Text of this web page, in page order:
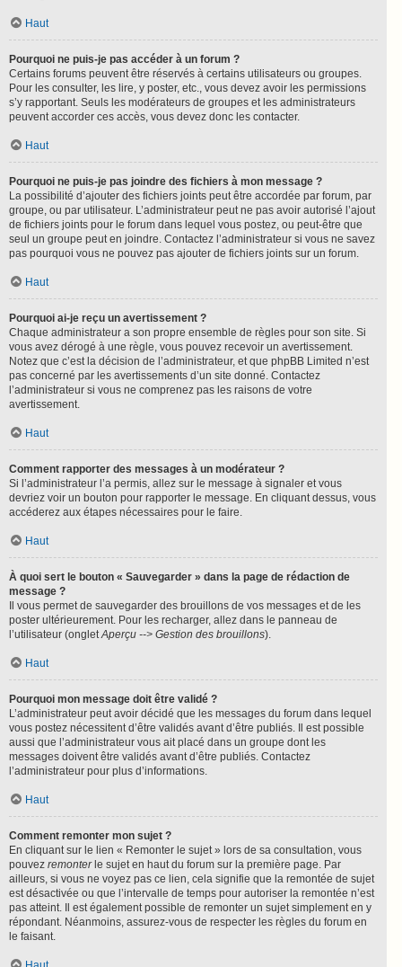
Haut
Pourquoi ne puis-je pas accéder à un forum ?
Certains forums peuvent être réservés à certains utilisateurs ou groupes.
Pour les consulter, les lire, y poster, etc., vous devez avoir les permissions
s’y rapportant. Seuls les modérateurs de groupes et les administrateurs
peuvent accorder ces accès, vous devez donc les contacter.
Haut
Pourquoi ne puis-je pas joindre des fichiers à mon message ?
La possibilité d’ajouter des fichiers joints peut être accordée par forum, par
groupe, ou par utilisateur. L’administrateur peut ne pas avoir autorisé l’ajout
de fichiers joints pour le forum dans lequel vous postez, ou peut-être que
seul un groupe peut en joindre. Contactez l’administrateur si vous ne savez
pas pourquoi vous ne pouvez pas ajouter de fichiers joints sur un forum.
Haut
Pourquoi ai-je reçu un avertissement ?
Chaque administrateur a son propre ensemble de règles pour son site. Si
vous avez dérogé à une règle, vous pouvez recevoir un avertissement.
Notez que c’est la décision de l’administrateur, et que phpBB Limited n’est
pas concerné par les avertissements d’un site donné. Contactez
l’administrateur si vous ne comprenez pas les raisons de votre
avertissement.
Haut
Comment rapporter des messages à un modérateur ?
Si l’administrateur l’a permis, allez sur le message à signaler et vous
devriez voir un bouton pour rapporter le message. En cliquant dessus, vous
accéderez aux étapes nécessaires pour le faire.
Haut
À quoi sert le bouton « Sauvegarder » dans la page de rédaction de
message ?
Il vous permet de sauvegarder des brouillons de vos messages et de les
poster ultérieurement. Pour les recharger, allez dans le panneau de
l’utilisateur (ongletAperçu --> Gestion des brouillons).
Haut
Pourquoi mon message doit être validé ?
L’administrateur peut avoir décidé que les messages du forum dans lequel
vous postez nécessitent d’être validés avant d’être publiés. Il est possible
aussi que l’administrateur vous ait placé dans un groupe dont les
messages doivent être validés avant d’être publiés. Contactez
l’administrateur pour plus d’informations.
Haut
Comment remonter mon sujet ?
En cliquant sur le lien « Remonter le sujet » lors de sa consultation, vous
pouvez remonterle sujet en haut du forum sur la première page. Par
ailleurs, si vous ne voyez pas ce lien, cela signifie que la remontée de sujet
est désactivée ou que l’intervalle de temps pour autoriser la remontée n’est
pas atteint. Il est également possible de remonter un sujet simplement en y
répondant. Néanmoins, assurez-vous de respecter les règles du forum en
le faisant.